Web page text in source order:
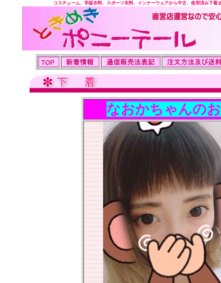
コスチューム、学販衣料、スポーツ衣料、インナーウェアから中古、使用済み下着
なおかちゃんの